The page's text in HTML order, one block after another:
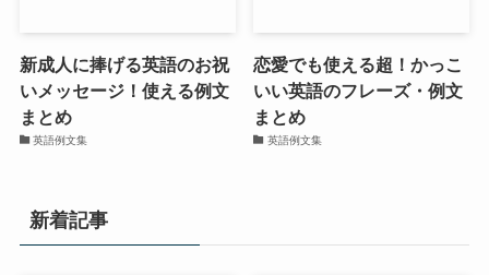
新成人に捧げる英語のお祝
いメッセージ！使える例文
まとめ
英語例文集
恋愛でも使える超！かっこ
いい英語のフレーズ・例文
まとめ
英語例文集
新着記事